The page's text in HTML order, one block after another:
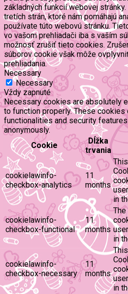
základných funkcií webovej
tretích strán, ktoré nám pomáhajú
používate túto webovú stránku.
vo vašom prehliadači iba s vaším
možnosť zrušiť tieto cookies.
súborov cookie však môže
prehliadania.
Necessary
Necessary
Vždy zapnuté
Necessary cookies are absolutely
to function properly. These cookies
functionalities and security
anonymously.
Cookie
Dĺžka
trvania
cookielawinfo-
checkbox-analytics
11
months
in
cookielawinfo-
checkbox-functional
11
months
in
cookielawinfo-
checkbox-necessary
11
months
in